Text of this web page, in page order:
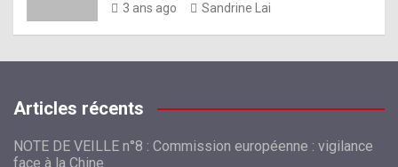
3 ans ago Sandrine Lai
Articles récents
NOTE DE VEILLE n°8 : Commission européenne : vigilance
face à la Chine